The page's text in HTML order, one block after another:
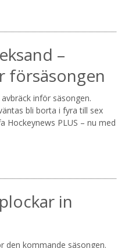
–
försäsongen
inför säsongen.
bli borta i fyra till sex
Hockeynews PLUS – nu med
in
den kommande säsongen.